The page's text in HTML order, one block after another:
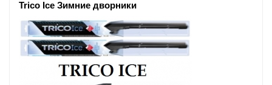
Trico Ice Зимние дворники